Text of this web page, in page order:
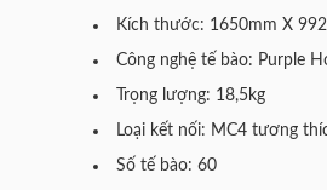
Kích thước: 1650mm X
Công nghệ tế bào: Purple
Trọng lượng: 18,5kg
Loại kết nối: MC4 tương
Số tế bào: 60